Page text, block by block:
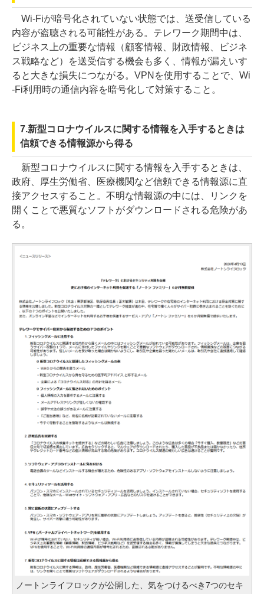
Wi-Fiが暗号化されていない状態では、送受信している
内容が盗聴される可能性がある。テレワーク期間中は、
ビジネス上の重要な情報（顧客情報、財政情報、ビジネ
ス戦略など）を送受信する機会も多く、情報が漏えいす
ると大きな損失につながる。VPNを使用することで、Wi
-Fi利用時の通信内容を暗号化して対策すること。
7.新型コロナウイルスに関する情報を入手するときは
信頼できる情報源から得る
新型コロナウイルスに関する情報を入手するときは、
政府、厚生労働省、医療機関など信頼できる情報源に直
接アクセスすること。不明な情報源の中には、リンクを
開くことで悪質なソフトがダウンロードされる危険があ
る。
ノートンライフロックが公開した、気をつけるべき7つのセキ